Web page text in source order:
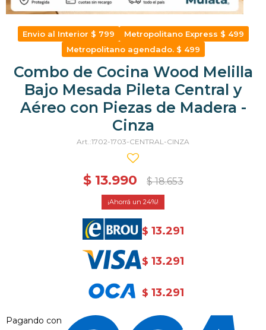
Envio al Interior $ 799
Metropolitano Express $ 499
Metropolitano agendado. $ 499
Combo de Cocina Wood Melilla
Bajo Mesada Pileta Central y
Aéreo con Piezas de Madera -
Cinza
1702-1703-CENTRAL-CINZA
$ 13.990 $ 18.653
24
$ 13.291
$ 13.291
$ 13.291
Pagando con